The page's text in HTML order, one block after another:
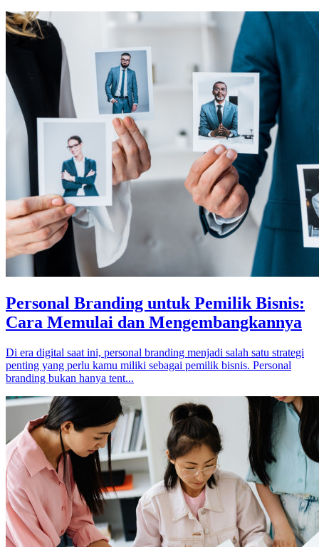
Personal Branding untuk Pemilik Bisnis:
Cara Memulai dan Mengembangkannya
Di era digital saat ini, personal branding menjadi salah satu strategi
penting yang perlu kamu miliki sebagai pemilik bisnis. Personal
branding bukan hanya tent...